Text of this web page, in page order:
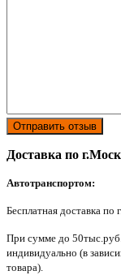
Отправить отзыв
Доставка по
Автотранспортом:
Бесплатная доставка
При сумме до 50тыс.руб.
индивидуально (в
товара).